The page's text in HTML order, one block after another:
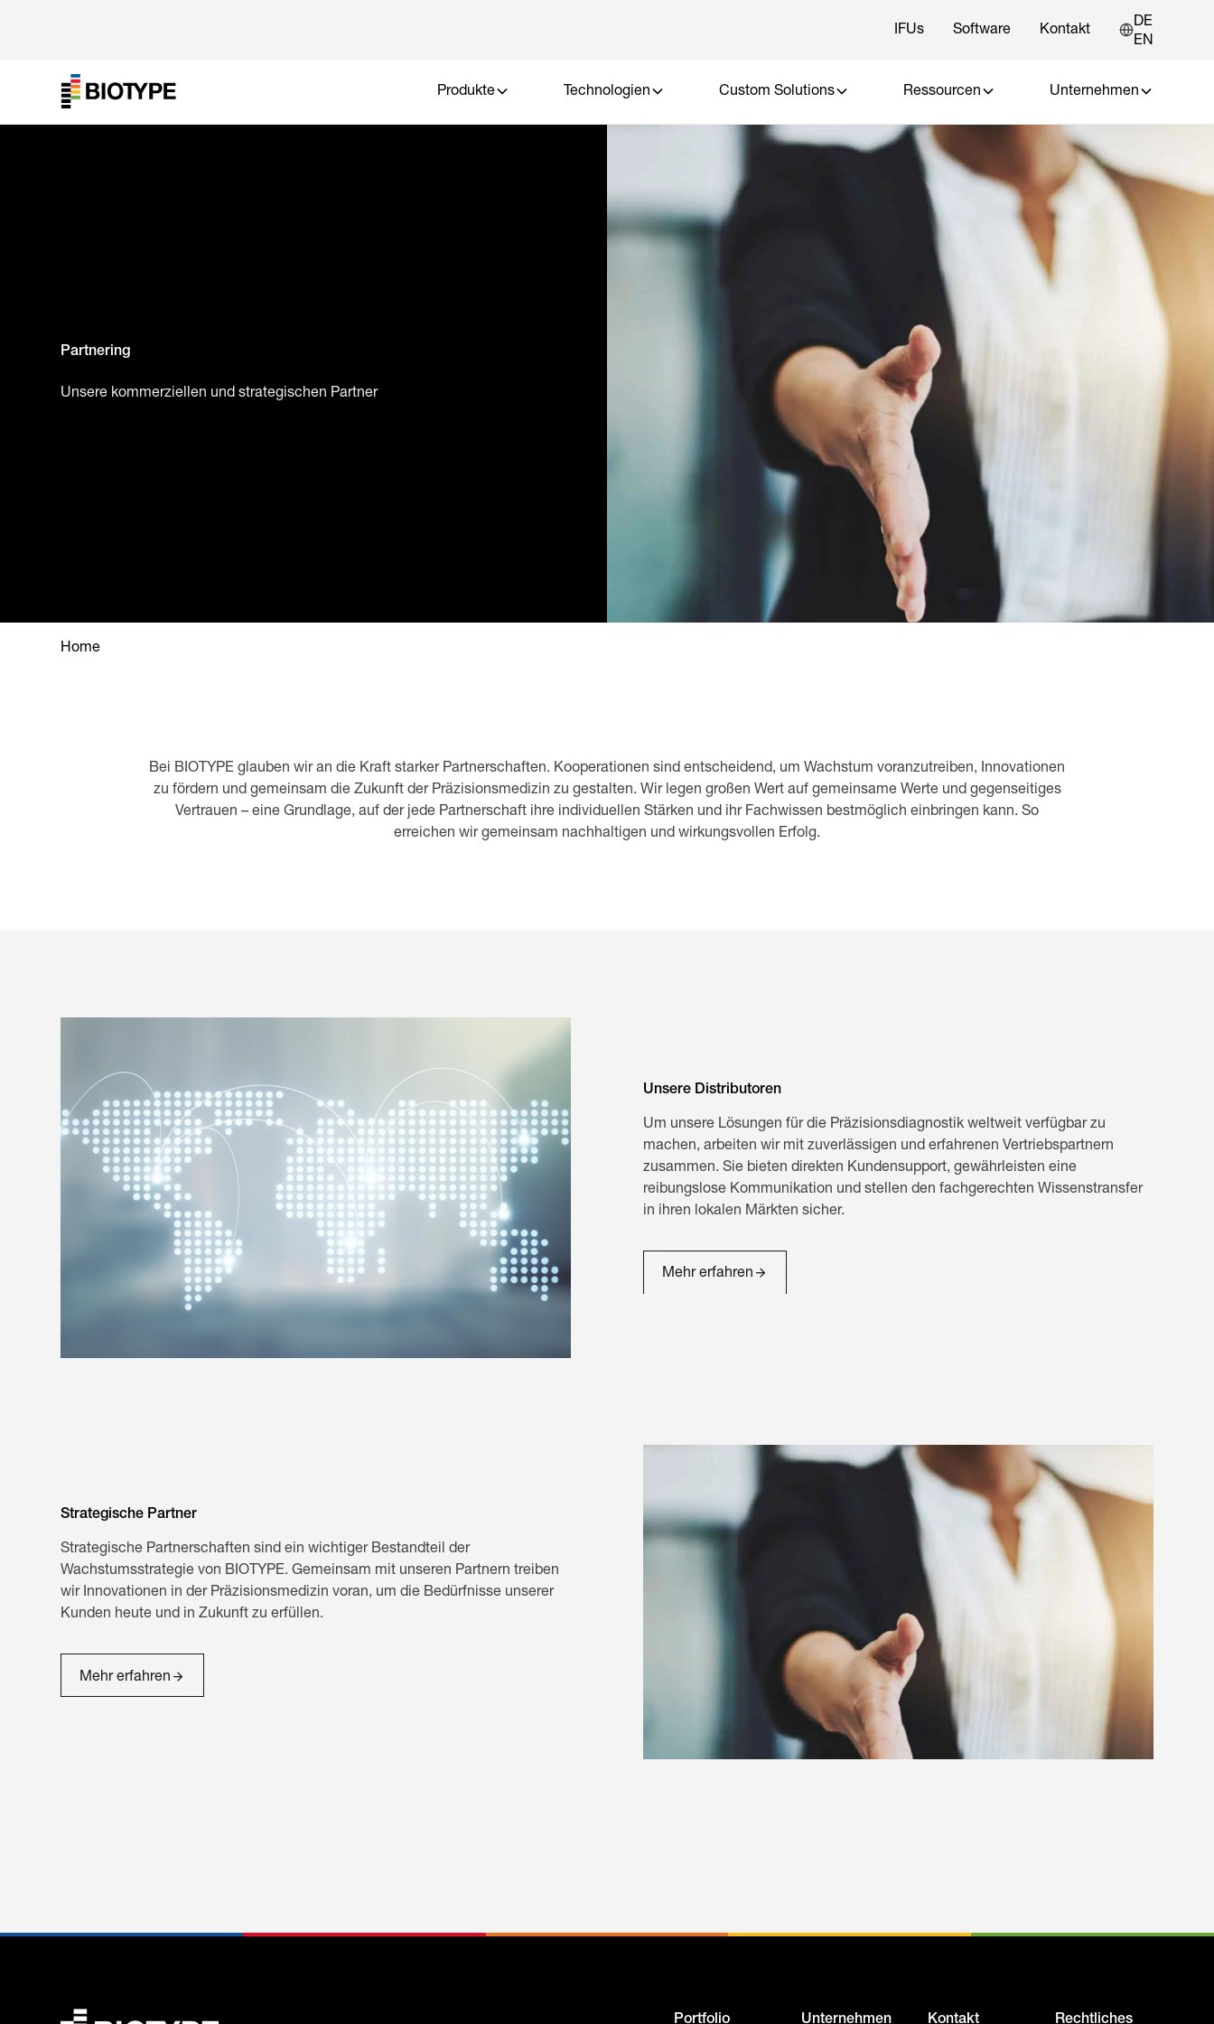
IFUs Software Kontakt
DE
EN
Produkte Technologien Custom Solutions Ressourcen Unternehmen
Partnering
Unsere kommerziellen und strategischen Partner
Home
Bei BIOTYPE glauben wir an die Kraft starker Partnerschaften. Kooperationen sind entscheidend, um Wachstum voranzutreiben, Innovationen
zu fördern und gemeinsam die Zukunft der Präzisionsmedizin zu gestalten. Wir legen großen Wert auf gemeinsame Werte und gegenseitiges
Vertrauen – eine Grundlage, auf der jede Partnerschaft ihre individuellen Stärken und ihr Fachwissen bestmöglich einbringen kann. So
erreichen wir gemeinsam nachhaltigen und wirkungsvollen Erfolg.
Unsere Distributoren
Um unsere Lösungen für die Präzisionsdiagnostik weltweit verfügbar zu
machen, arbeiten wir mit zuverlässigen und erfahrenen Vertriebspartnern
zusammen. Sie bieten direkten Kundensupport, gewährleisten eine
reibungslose Kommunikation und stellen den fachgerechten Wissenstransfer
in ihren lokalen Märkten sicher.
Mehr erfahren
Strategische Partner
Strategische Partnerschaften sind ein wichtiger Bestandteil der
Wachstumsstrategie von BIOTYPE. Gemeinsam mit unseren Partnern treiben
wir Innovationen in der Präzisionsmedizin voran, um die Bedürfnisse unserer
Kunden heute und in Zukunft zu erfüllen.
Mehr erfahren
Portfolio Unternehmen Kontakt Rechtliches